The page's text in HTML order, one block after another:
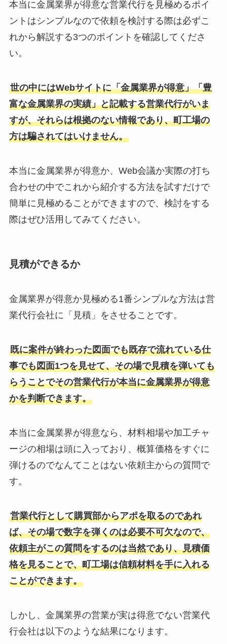
本当に金属業界が得意な営業代行を見極めるポイ
ントはシンプルなので依頼を検討する際は必ずこ
れから解説する3つのポイントを確認してくださ
い。
世の中にはWebサイトに「金属業界が得意」「豊
富な金属業界の実績」と記載する営業代行がいま
すが、それらは根拠のない情報であり、町工場の
方は騙されてはいけません。
本当に金属業界が得意か、Web会議か実際の打ち
合わせの中でこれから紹介する方法を試すだけで
簡単に見極めることができますので、検討をする
際はぜひ活用してみてください。
見積ができるか
金属業界が得意か見極める1番シンプルな方法は営
業代行会社に「見積」をさせることです。
既に案件が終わった図面でも既存で流れている仕
事でも図面1つを見せて、その場で見積を弾いても
らうことでその営業代行が本当に金属業界が得意
かを判断できます。
本当に金属業界が得意なら、材料相場や加工チャ
ージの相場は頭に入っており、概算価格をすぐに
弾けるのでなんてことはない依頼主からの質問で
す。
営業代行として購買部からアポを取るのであれ
ば、その場で数字を弾くのは必要不可欠なので、
依頼主がこの質問をするのは当然であり、見積価
格を見ることで、町工場は信頼材料を手に入れる
ことができます。
しかし、金属業界の営業が実は得意でない営業代
行会社は以下のような結果になります。